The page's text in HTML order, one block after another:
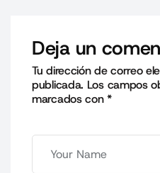
Deja un
Tu dirección de correo
publicada. Los campos
marcados con*